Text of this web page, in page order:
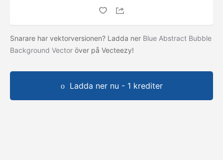
Snarare har vektorversionen? Ladda ner Blue Abstract Bubble
Background Vector över på Vecteezy!
Ladda ner nu - 1 krediter